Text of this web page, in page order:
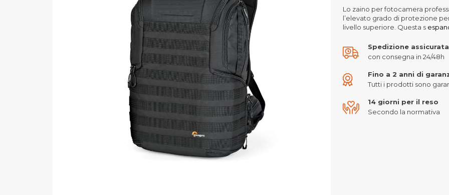
Lo zaino per fotocamera
l’elevato grado di protezione
livello superiore. Questa s
Spedizione assicurata
con consegna in 24/48h
Fino a 2 anni di
Tutti i prodotti sono
14 giorni per il reso
Secondo la normativa